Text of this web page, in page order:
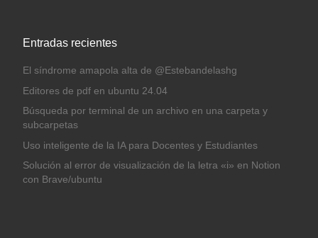
Entradas recientes
El síndrome amapola alta de @Estebandelashg
Editores de pdf en ubuntu 24.04
Búsqueda por terminal de un archivo en una carpeta y
subcarpetas
Uso inteligente de la IA para Docentes y Estudiantes
Solución al error de visualización de la letra «i» en Notion
con Brave/ubuntu